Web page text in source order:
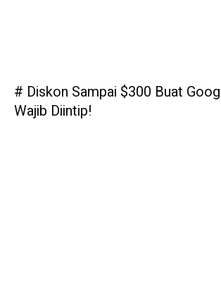
# Diskon Sampai $300 Buat
Wajib Diintip!